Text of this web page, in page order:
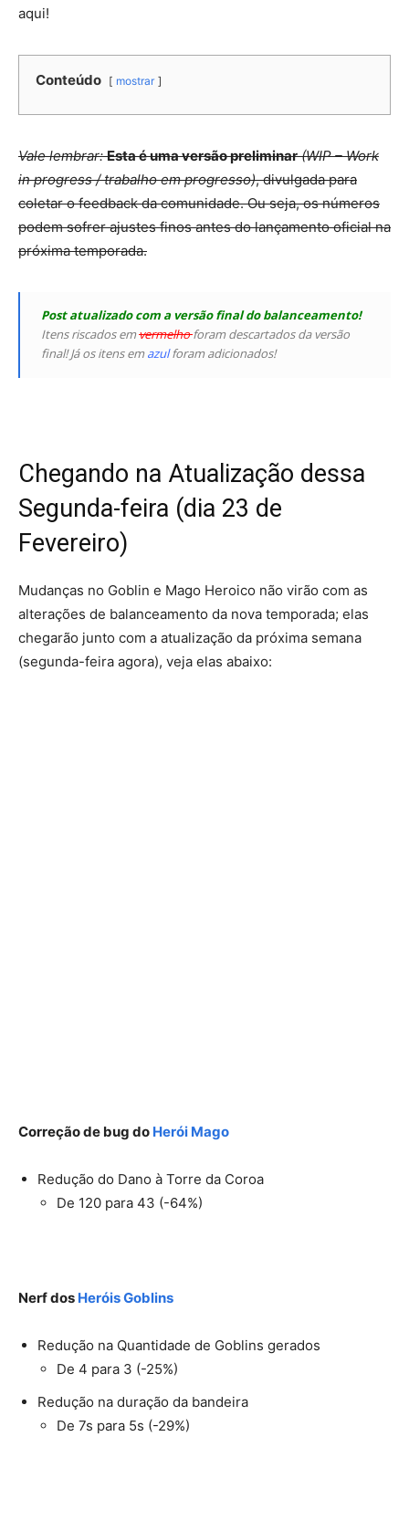
aqui!
Conteúdo mostrar
Vale lembrar: Esta é uma versão preliminar (WIP – Work
in progress / trabalho em progresso), divulgada para
coletar o feedback da comunidade. Ou seja, os números
podem sofrer ajustes finos antes do lançamento oficial na
próxima temporada.
Post atualizado com a versão final do balanceamento!
Itens riscados emvermelhoforam descartados da versão
final! Já os itens emazulforam adicionados!
Chegando na Atualização dessa
Segunda-feira (dia 23 de
Fevereiro)
Mudanças no Goblin e Mago Heroico não virão com as
alterações de balanceamento da nova temporada; elas
chegarão junto com a atualização da próxima semana
(segunda-feira agora), veja elas abaixo:
Correção de bug do Herói Mago
Redução do Dano à Torre da Coroa
De 120 para 43 (-64%)
Nerf dos Heróis Goblins
Redução na Quantidade de Goblins gerados
De 4 para 3 (-25%)
Redução na duração da bandeira
De 7s para 5s (-29%)